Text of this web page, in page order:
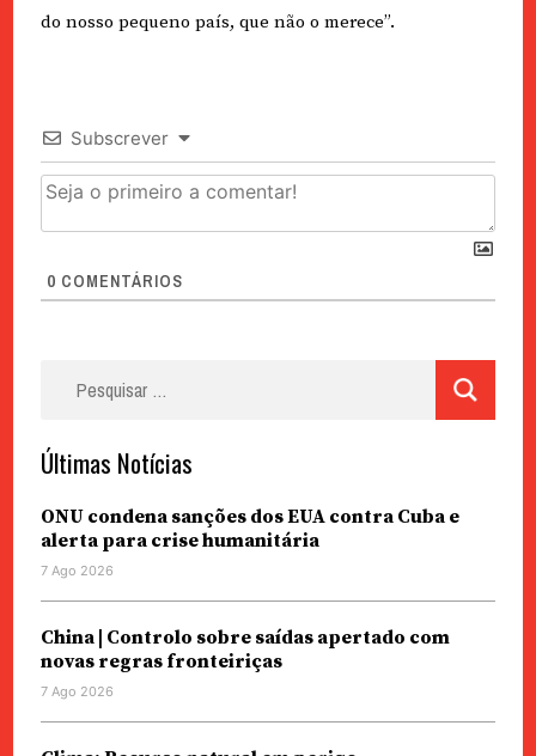
do nosso pequeno país, que não o merece”.
Subscrever
0 COMENTÁRIOS
Últimas Notícias
ONU condena sanções dos EUA contra Cuba e
alerta para crise humanitária
7 Ago 2026
China | Controlo sobre saídas apertado com
novas regras fronteiriças
7 Ago 2026